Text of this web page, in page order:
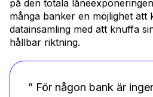
på den totala
många banker en möjlighet att
datainsamling med att knuffa
hållbar riktning.
” För någon bank är